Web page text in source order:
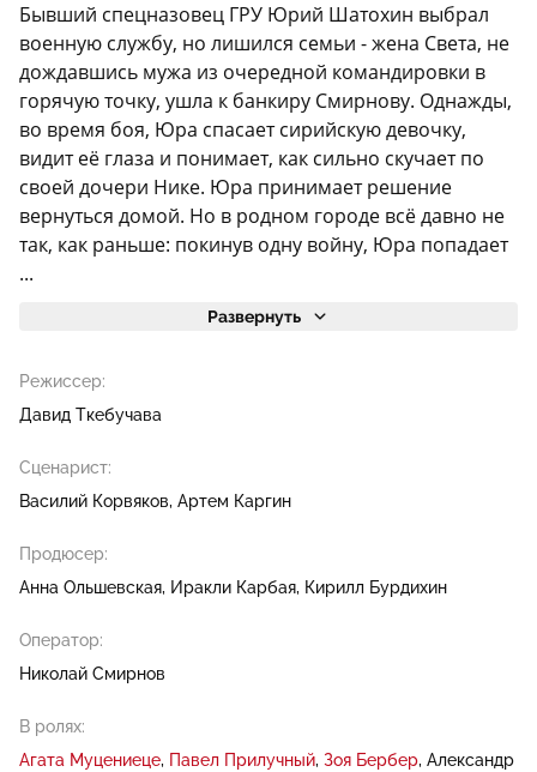
Бывший спецназовец ГРУ Юрий Шатохин выбрал
военную службу, но лишился семьи - жена Света, не
дождавшись мужа из очередной командировки в
горячую точку, ушла к банкиру Смирнову. Однажды,
во время боя, Юра спасает сирийскую девочку,
видит её глаза и понимает, как сильно скучает по
своей дочери Нике. Юра принимает решение
вернуться домой. Но в родном городе всё давно не
так, как раньше: покинув одну войну, Юра попадает
...
Развернуть
Режиссер:
Давид Ткебучава
Сценарист:
Василий Корвяков Артем Каргин
Продюсер:
Анна Ольшевская Иракли Карбая Кирилл Бурдихин
Оператор:
Николай Смирнов
В ролях:
Агата Муцениеце Павел Прилучный Зоя Бербер Александр